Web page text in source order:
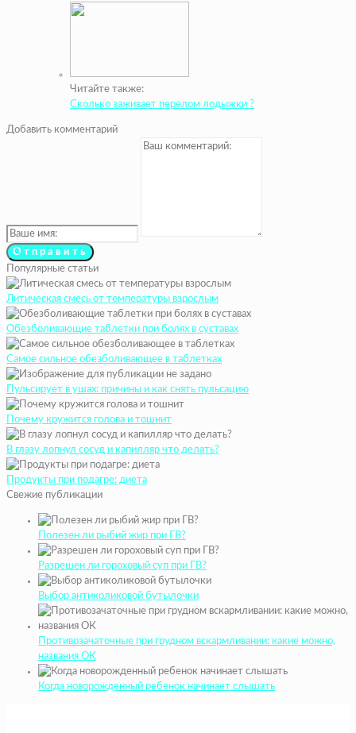
Читайте также:
Сколько заживает перелом лодыжки ?
Добавить комментарий
Популярные статьи
Литическая смесь от температуры взрослым
Обезболивающие таблетки при болях в суставах
Самое сильное обезболивающее в таблетках
Пульсирует в ушах: причины и как снять пульсацию
Почему кружится голова и тошнит
В глазу лопнул сосуд и капилляр что делать?
Продукты при подагре: диета
Свежие публикации
Полезен ли рыбий жир при ГВ?
Разрешен ли гороховый суп при ГВ?
Выбор антиколиковой бутылочки
Противозачаточные при грудном вскармливании: какие можно,
названия ОК
Когда новорожденный ребенок начинает слышать